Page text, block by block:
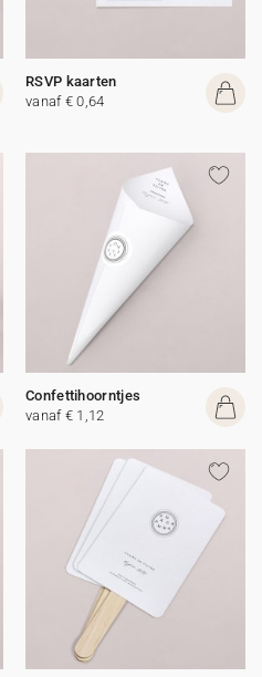
RSVP kaarten
vanaf € 0,64
Confettihoorntjes
vanaf € 1,12